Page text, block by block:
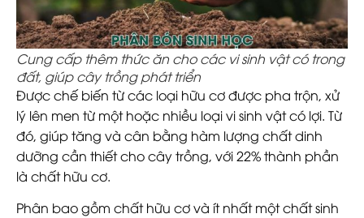
Cung cấp thêm thức ăn cho các vi sinh vật có trong
đất, giúp cây trồng phát triển
Được chế biến từ các loại hữu cơ được pha trộn, xử
lý lên men từ một hoặc nhiều loại vi sinh vật có lợi. Từ
đó, giúp tăng và cân bằng hàm lượng chất dinh
dưỡng cần thiết cho cây trồng, với 22% thành phần
là chất hữu cơ.
Phân bao gồm chất hữu cơ và ít nhất một chất sinh